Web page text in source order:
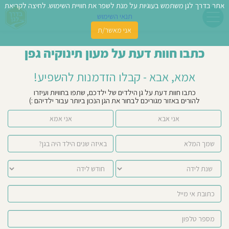
כתבו חוות דעת על מעון תינוקיה גפן
אמא, אבא - קבלו הזדמנות להשפיע!
כתבו חוות דעת על גן הילדים של ילדכם, שתפו בחוויות ועיזרו
להורים באזור מגוריכם לבחור את הגן הנכון ביותר עבור ילדיהם :)
אני אמא אני אבא
אתר בדרך לגן משתמש בעוגיות על מנת לשפר את חוויית השימוש. לחיצה לקריאת
תנאי השימוש
אני מאשר/ת